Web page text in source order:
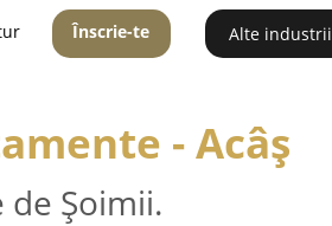
Înscrie-te Alte industrii
- Acâş
Șoimii.